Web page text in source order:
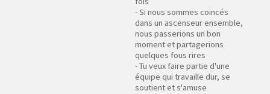
- Si nous sommes coincés
dans un ascenseur ensemble,
nous passerions un bon
moment et partagerions
quelques fous rires
- Tu veux faire partie d'une
équipe qui travaille dur, se
soutient et s'amuse